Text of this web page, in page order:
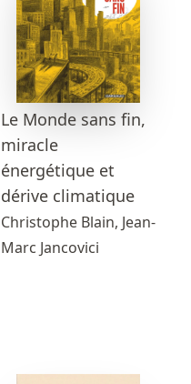
Le Monde sans fin,
miracle
énergétique et
dérive climatique
Christophe Blain, Jean-
Marc Jancovici